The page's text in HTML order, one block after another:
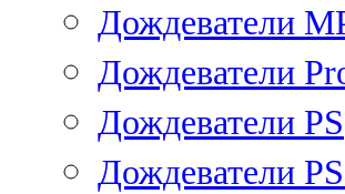
Дождеватели
Дождеватели
Дождеватели PS
Дождеватели